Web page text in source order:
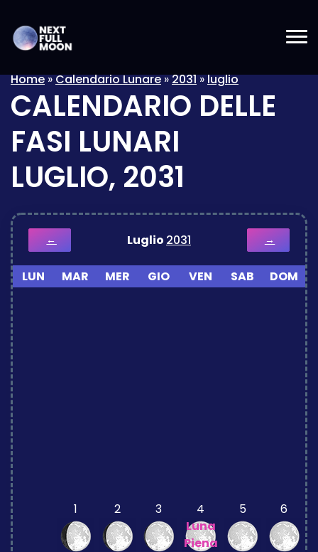
Home»Calendario Lunare»2031»luglio
CALENDARIO DELLE
FASI LUNARI
LUGLIO, 2031
← Luglio 2031 →
LUN MAR MER GIO VEN SAB DOM
1 2 3
4
Luna
Piena
5 6